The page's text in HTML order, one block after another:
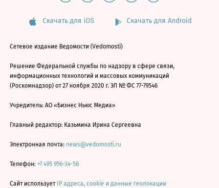
Скачать для iOS Скачать для Android
Сетевое издание Ведомости (Vedomosti)
Решение Федеральной службы по надзору в сфере связи,
информационных технологий и массовых коммуникаций
(Роскомнадзор) от 27 ноября 2020 г. ЭЛ № ФС 77-79546
Учредитель: АО «Бизнес Ньюс Медиа»
Главный редактор: Казьмина Ирина Сергеевна
Электронная почта: news@vedomosti.ru
Телефон: +7 495 956-34-58
Сайт использует IP адреса, cookie и данные геолокации